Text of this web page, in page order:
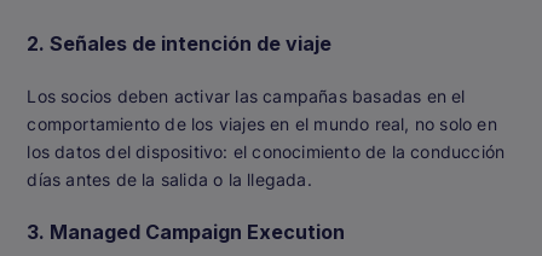
2.Señales de intención de viaje
Los socios deben activar las campañas basadas en el
comportamiento de los viajes en el mundo real, no solo en
los datos del dispositivo: el conocimiento de la conducción
días antes de la salida o la llegada.
3. Managed Campaign Execution